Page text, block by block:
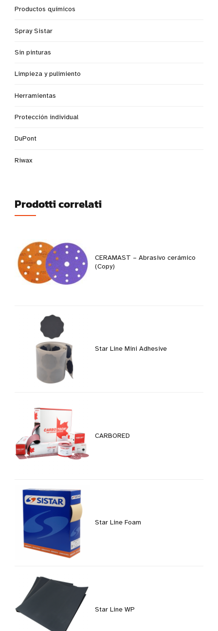
Productos químicos
Spray Sistar
Sin pinturas
Limpieza y pulimiento
Herramientas
Protección individual
DuPont
Riwax
Prodotti correlati
CERAMAST – Abrasivo cerámico
(Copy)
Star Line Mini Adhesive
CARBORED
Star Line Foam
Star Line WP